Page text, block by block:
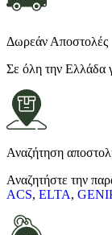
Δωρεάν Αποστολές
Σε όλη την Ελλάδα
Αναζήτηση
Αναζητήστε την
ACS, ELTA,